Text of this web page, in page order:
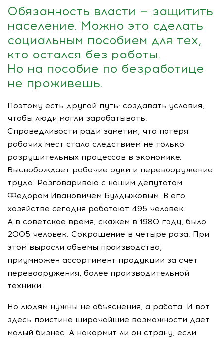
Обязанность власти — защитить
население. Можно это сделать
социальным пособием для тех,
кто остался без работы.
Но на пособие по безработице
не проживешь.
Поэтому есть другой путь: создавать условия,
чтобы люди могли зарабатывать.
Справедливости ради заметим, что потеря
рабочих мест стала следствием не только
разрушительных процессов в экономике.
Высвобождает рабочие руки и перевооружение
труда. Разговариваю с нашим депутатом
Федором Ивановичем Булдыжовым. В его
хозяйстве сегодня работают 495 человек.
А в советское время, скажем в 1980 году, было
2005 человек. Сокращение в четыре раза. При
этом выросли объемы производства,
приумножен ассортимент продукции за счет
перевооружения, более производительной
техники.
Но людям нужны не объяснения, а работа. И вот
здесь поистине широчайшие возможности дает
малый бизнес. А накормит ли он страну, если